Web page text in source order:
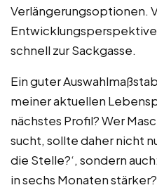
Verlängerungsoptionen.
schnell zur Sackgasse.
Ein guter
meiner aktuellen
nächstes Profil? Wer
sucht, sollte daher nicht
die Stelle?‘, sondern
in sechs Monaten